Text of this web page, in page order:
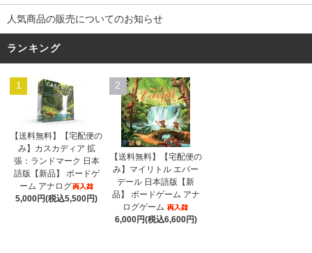
人気商品の販売についてのお知らせ
ランキング
1
【送料無料】【宅配便の
み】カスカディア 拡
張：ランドマーク 日本
語版【新品】 ボードゲ
ーム アナログ
5,000円(税込5,500円)
2
【送料無料】【宅配便の
み】マイリトル エバー
デール 日本語版【新
品】 ボードゲーム アナ
ログゲーム
6,000円(税込6,600円)